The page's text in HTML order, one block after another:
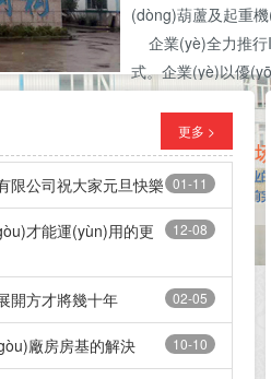
(dòng)葫蘆及起重機
企業(yè)全力推行
式。企業(yè)以優
結(jié)構(gòu)車間、輕鋼廠房
更多 >
01-11
公司祝大家元旦快樂
12-08
才能運(yùn)用的更
02-05
開方才將幾十年
10-10
廠房房基的解決